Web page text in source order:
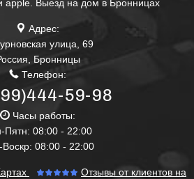
apple. Выезд на дом в Бронницах
Адрес:
улица, 69
, Бронницы
Телефон:
59-98
Часы работы:
Пятн: 08:00 - 22:00
08:00 - 22:00
Отзывы от клиентов на